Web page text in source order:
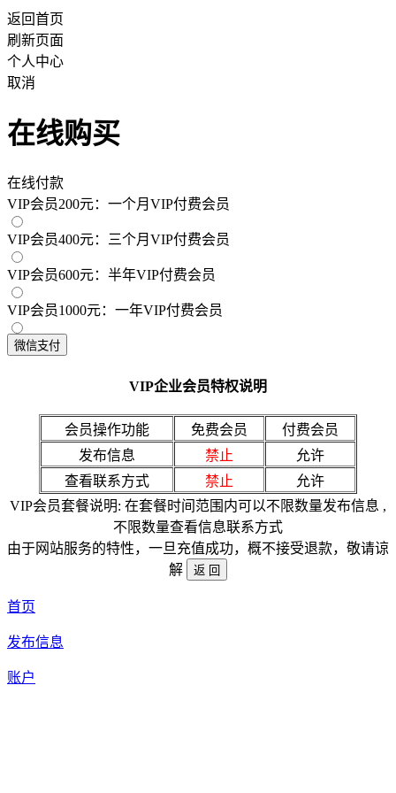
返回首页
刷新页面
个人中心
取消
在线购买
在线付款
VIP会员200元：一个月VIP付费会员
VIP会员400元：三个月VIP付费会员
VIP会员600元：半年VIP付费会员
VIP会员1000元：一年VIP付费会员
VIP企业会员特权说明
会员操作功能 免费会员
付费会员
发布信息
禁止
允许
查看联系方式
禁止
允许
VIP会员套餐说明: 在套餐时间范围内可以不限数量发布信息 ,
不限数量查看信息联系方式
由于网站服务的特性，一旦充值成功，概不接受退款，敬请谅
解
首页
发布信息
账户